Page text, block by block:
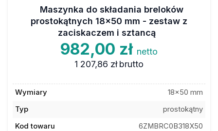
Maszynka do składania breloków
prostokątnych 18x50 mm - zestaw z
zaciskaczem i sztancą
982,00 zł netto
1 207,86 zł brutto
Wymiary
18x50 mm
Typ
prostokątny
Kod towaru
6ZMBRC0B318X50